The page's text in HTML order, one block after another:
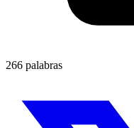
266 palabras